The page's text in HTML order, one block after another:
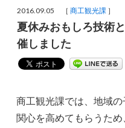
2016.09.05 ［商工観光課 ］
夏休みおもしろ技術
催しました
商工観光課では、地域
関心を高めてもらうた